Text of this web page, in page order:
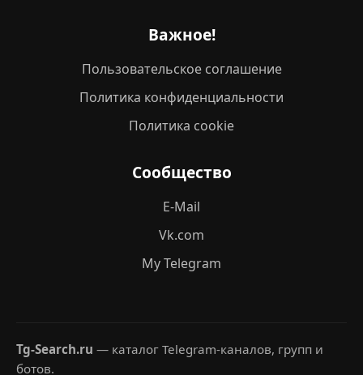
Важное!
Пользовательское соглашение
Политика конфиденциальности
Политика cookie
Сообщество
E-Mail
Vk.com
My Telegram
Tg-Search.ru — каталог Telegram-каналов, групп и
ботов.